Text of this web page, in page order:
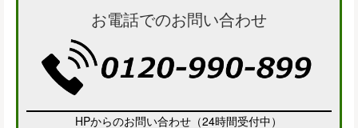
お電話でのお問い合わせ
HPからのお問い合わせ（24時間受付中）